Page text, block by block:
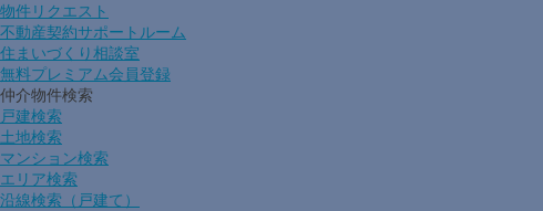
物件リクエスト
不動産契約サポートルーム
住まいづくり相談室
無料プレミアム会員登録
仲介物件検索
戸建検索
土地検索
マンション検索
エリア検索
沿線検索（戸建て）